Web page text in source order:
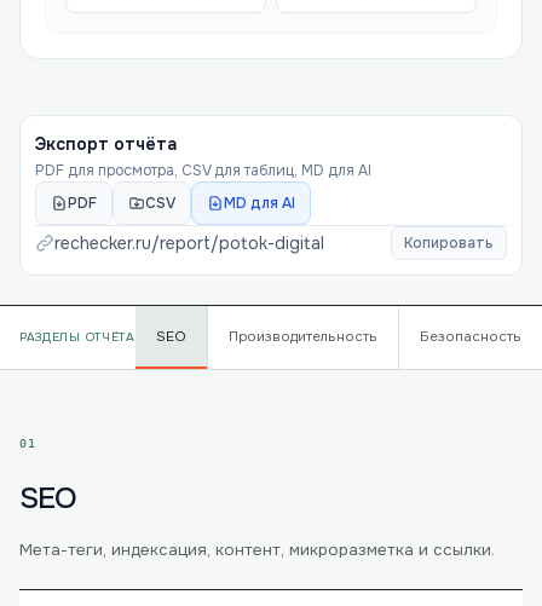
Экспорт отчёта
PDF для просмотра, CSV для таблиц, MD для AI
PDF
CSV MD для AI
rechecker.ru/report/potok-digital Копировать
РАЗДЕЛЫ ОТЧЁТА SEO Производительность Безопасность
01
SEO
Мета-теги, индексация, контент, микроразметка и ссылки.